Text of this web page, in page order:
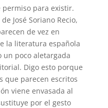
para existir.
de José Soriano Recio,
de vez en
la literatura española
un poco aletargada
Digo esto porque
que parecen escritos
viene envasada al
por el gesto